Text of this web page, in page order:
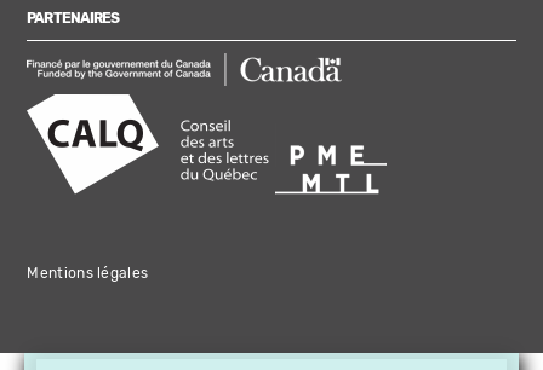
PARTENAIRES
Mentions légales